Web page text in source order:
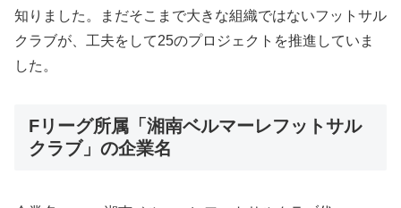
知りました。まだそこまで大きな組織ではないフットサル
クラブが、工夫をして25のプロジェクトを推進していま
した。
Fリーグ所属「湘南ベルマーレフットサル
クラブ」の企業名